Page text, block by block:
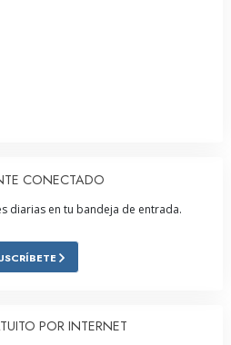
CONECTADO
diarias en tu bandeja de entrada.
POR INTERNET